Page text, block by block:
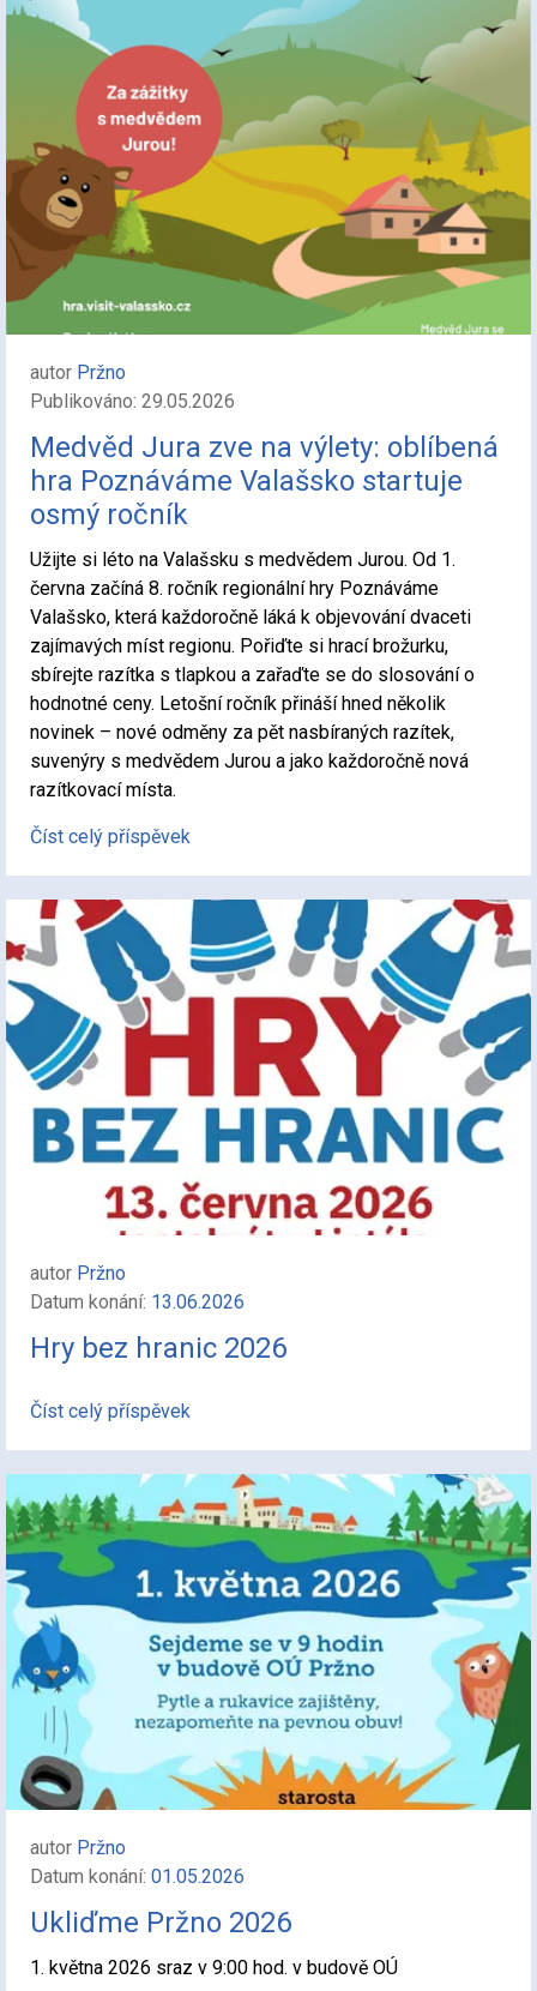
autor Pržno
Publikováno: 29.05.2026
Medvěd Jura zve na výlety: oblíbená
hra Poznáváme Valašsko startuje
osmý ročník
Užijte si léto na Valašsku s medvědem Jurou. Od 1.
června začíná 8. ročník regionální hry Poznáváme
Valašsko, která každoročně láká k objevování dvaceti
zajímavých míst regionu. Pořiďte si hrací brožurku,
sbírejte razítka s tlapkou a zařaďte se do slosování o
hodnotné ceny. Letošní ročník přináší hned několik
novinek – nové odměny za pět nasbíraných razítek,
suvenýry s medvědem Jurou a jako každoročně nová
razítkovací místa.
Číst celý příspěvek
autor Pržno
Datum konání: 13.06.2026
Hry bez hranic 2026
Číst celý příspěvek
autor Pržno
Datum konání: 01.05.2026
Ukliďme Pržno 2026
1. května 2026 sraz v 9:00 hod. v budově OÚ